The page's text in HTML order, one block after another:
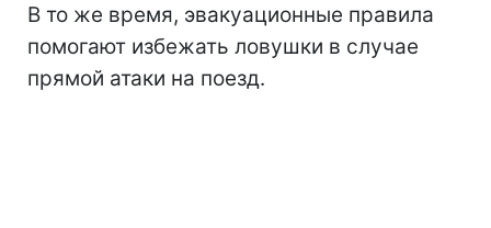
В то же время, эвакуационные правила
помогают избежать ловушки в случае
прямой атаки на поезд.